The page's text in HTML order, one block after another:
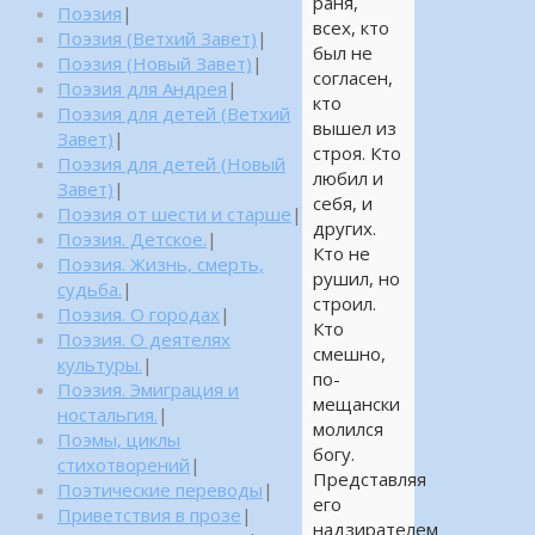
всех, кто
был не
согласен,
кто
вышел из
строя. Кто
любил и
себя, и
других.
Кто не
рушил, но
строил.
Кто
смешно,
по-
мещански
молился
богу.
Представляя
его
надзирателем
Поэзия |
Поэзия (Ветхий Завет) |
Поэзия (Новый Завет) |
Поэзия для Андрея |
Поэзия для детей (Ветхий
Завет) |
Поэзия для детей (Новый
Завет) |
Поэзия от шести и старше |
Поэзия. Детское. |
Поэзия. Жизнь, смерть,
судьба. |
Поэзия. О городах |
Поэзия. О деятелях
культуры. |
Поэзия. Эмиграция и
ностальгия. |
Поэмы, циклы
стихотворений |
Поэтические переводы |
Приветствия в прозе |